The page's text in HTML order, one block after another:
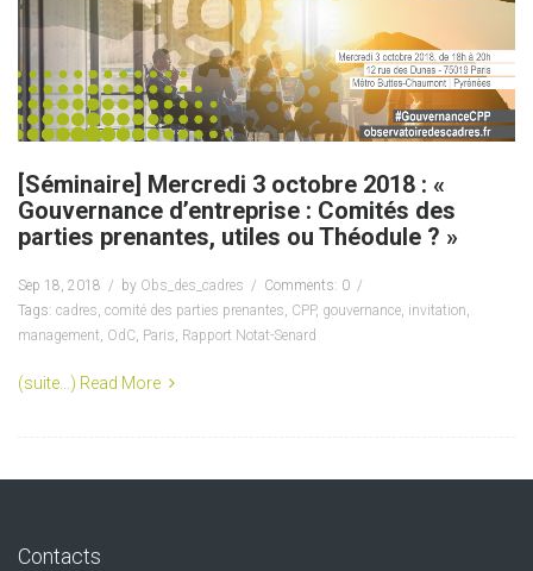
[Séminaire] Mercredi 3 octobre 2018 : «
Gouvernance d’entreprise : Comités des
parties prenantes, utiles ou Théodule ? »
Sep 18, 2018 by Obs_des_cadres
Comments: 0
Tags: cadres, comité des parties prenantes, CPP, gouvernance, invitation,
management, OdC, Paris, Rapport Notat-Senard
(suite…) Read More
Contacts